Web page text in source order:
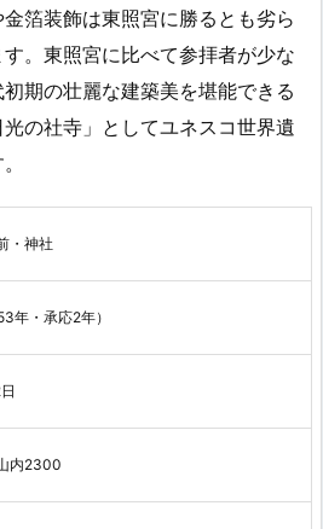
箔装飾は東照宮に勝るとも劣ら
。東照宮に比べて参拝者が少な
期の壮麗な建築美を堪能できる
の社寺」としてユネスコ世界遺
・神社
年・承応2年）
内2300